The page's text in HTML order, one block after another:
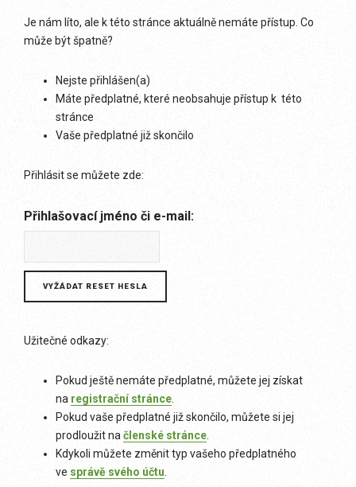
Je nám líto, ale k této stránce aktuálně nemáte přístup. Co
může být špatně?
Nejste přihlášen(a)
Máte předplatné, které neobsahuje přístup k této
stránce
Vaše předplatné již skončilo
Přihlásit se můžete zde:
Přihlašovací jméno či e-mail:
Užitečné odkazy:
Pokud ještě nemáte předplatné, můžete jej získat
na registrační stránce
Pokud vaše předplatné již skončilo, můžete si jej
prodloužit na členské stránce
Kdykoli můžete změnit typ vašeho předplatného
ve správě svého účtu